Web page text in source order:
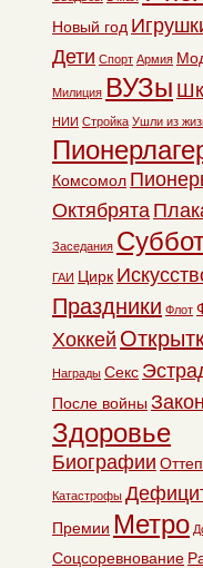
Новый год
Дети Спорт Армия
Милиция ВУЗы
НИИ Стройка Ушли из
Комсомол
Октябрята
Заседания
ГАИ Цирк
Праздники Флот
Хоккей
Награды Секс
После войны Закон
Здоровье
Биографии
Катастрофы
Премии Метро
Соцсоревнование